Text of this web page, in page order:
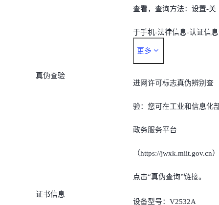
查看，查询方法：设置-关
于手机-法律信息-认证信
*由于不同机型的查看路径
存在差异，也可以通过手
的搜索功能搜索“认证信
息”，即可对手机内置的电
子进网许可标志快速查询
更多
真伪查验
进网许可标志真伪辨别查
验：您可在工业和信息化
政务服务平台
（https://jwxk.miit.gov.cn）
点击“真伪查询”链接。
证书信息
设备型号：V2532A